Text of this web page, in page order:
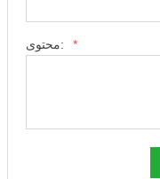
محتوى: *